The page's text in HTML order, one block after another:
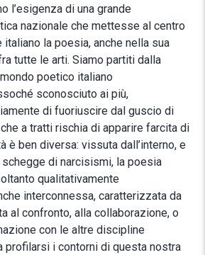
l’esigenza di una grande
nazionale che mettesse al centro
la poesia, anche nella sua
tutte le arti. Siamo partiti dalla
poetico italiano
sconosciuto ai più,
di fuoriuscire dal guscio di
a tratti rischia di apparire farcita di
è ben diversa: vissuta dall’interno, e
di narcisismi, la poesia
qualitativamente
interconnessa, caratterizzata da
al confronto, alla collaborazione, o
con le altre discipline
profilarsi i contorni di questa nostra